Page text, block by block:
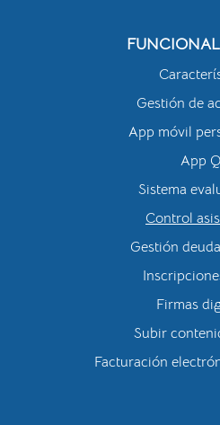
Gestión de
App móvil
App
Sistema
Control
Gestión
Firmas
Subir
Facturación